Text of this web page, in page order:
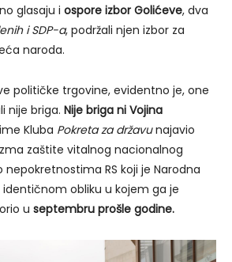
glasaju i ospore izbor Golićeve, dva
i SDP-a, podržali njen izbor za
naroda.
političke trgovine, evidentno je, one
nije briga. Nije briga ni Vojina
Kluba Pokreta za državunajavio
zaštite vitalnog nacionalnog
RS koji je Narodna
identičnom obliku u kojem ga je
u septembru prošle godine.